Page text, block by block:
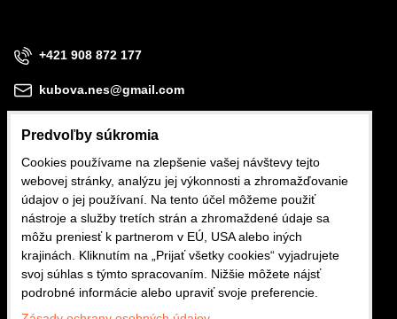
+421 908 872 177
kubova.nes@gmail.com
Obchodné podmienky
Reklamačné podmienky
Ochrana osobných údajov
Predvoľby súkromia
Cookies používame na zlepšenie vašej návštevy tejto
webovej stránky, analýzu jej výkonnosti a zhromažďovanie
údajov o jej používaní. Na tento účel môžeme použiť
nástroje a služby tretích strán a zhromaždené údaje sa
môžu preniesť k partnerom v EÚ, USA alebo iných
krajinách. Kliknutím na „Prijať všetky cookies“ vyjadrujete
svoj súhlas s týmto spracovaním. Nižšie môžete nájsť
podrobné informácie alebo upraviť svoje preferencie.